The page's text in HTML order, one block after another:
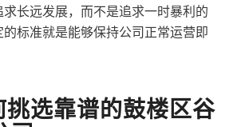
长远发展，而不是追求一时暴利的
标准就是能够保持公司正常运营即
选靠谱的鼓楼区谷